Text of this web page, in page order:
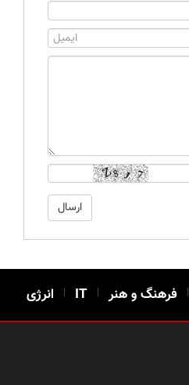
| فرهنگ و هنر |
IT
| انرژی